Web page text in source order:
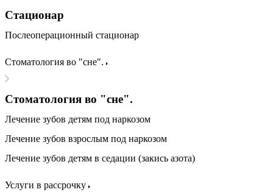
Стационар
Послеоперационный стационар
Стоматология во "сне".
Стоматология во "сне".
Лечение зубов детям под наркозом
Лечение зубов взрослым под наркозом
Лечение зубов детям в седации (закись азота)
Услуги в рассрочку